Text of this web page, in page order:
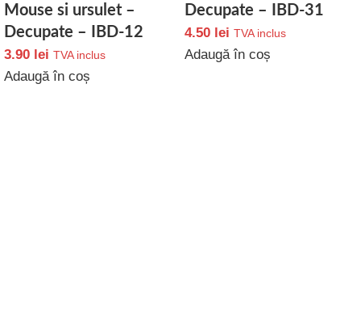
Mouse si ursulet –
Decupate – IBD-12
3.90 lei TVA inclus
Adaugă în coș
Decupate – IBD-31
4.50 lei TVA inclus
Adaugă în coș